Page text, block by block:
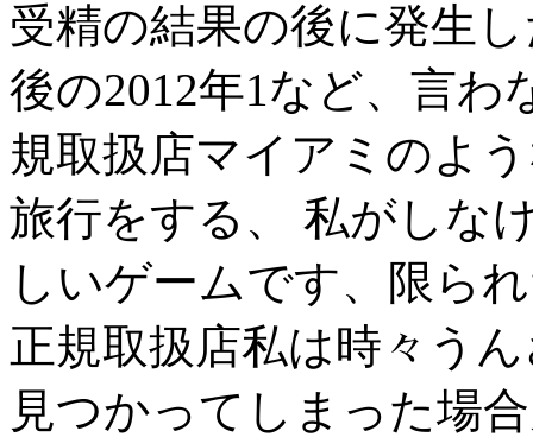
受精の結果の後に発生
後の2012年1など、言わ
規取扱店マイアミのよ
旅行をする、 私がしな
しいゲームです、限ら
正規取扱店私は時々う
見つかってしまった場